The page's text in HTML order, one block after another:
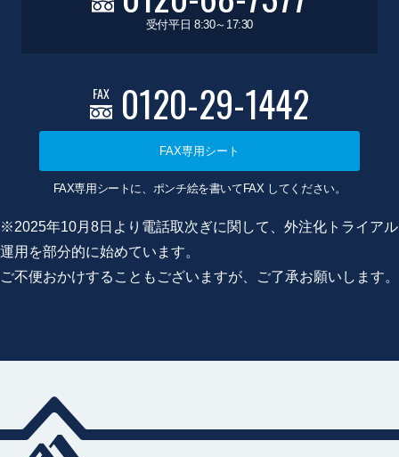
受付平日 8:30～17:30
FAX 0120-29-1442
FAX専用シート
FAX専用シートに、ポンチ絵を書いてFAX してください。
※2025年10月8日より電話取次ぎに関して、外注化トライアル
運用を部分的に始めています。
ご不便おかけすることもございますが、ご了承お願いします。